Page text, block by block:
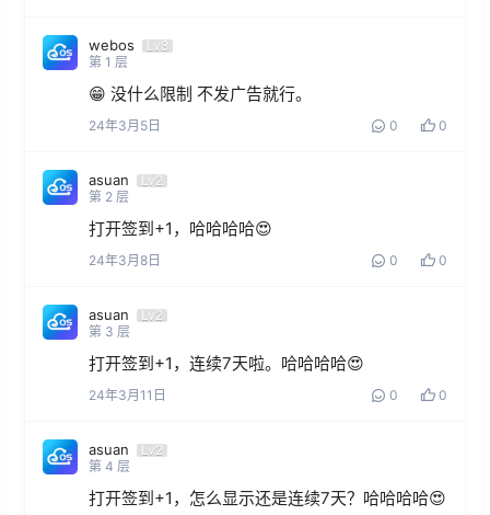
webos
Lv8
第 1 层
😁 没什么限制 不发广告就行。
24年3月5日 0 0
asuan
Lv2
第 2 层
打开签到+1，哈哈哈哈😍
24年3月8日 0 0
asuan
Lv2
第 3 层
打开签到+1，连续7天啦。哈哈哈哈😍
24年3月11日 0 0
asuan
Lv2
第 4 层
打开签到+1，怎么显示还是连续7天？哈哈哈哈😍